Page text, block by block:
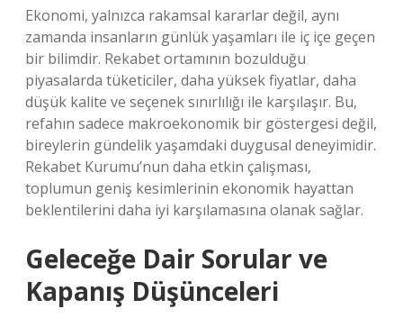
Ekonomi, yalnızca rakamsal kararlar değil, aynı
zamanda insanların günlük yaşamları ile iç içe geçen
bir bilimdir. Rekabet ortamının bozulduğu
piyasalarda tüketiciler, daha yüksek fiyatlar, daha
düşük kalite ve seçenek sınırlılığı ile karşılaşır. Bu,
refahın sadece makroekonomik bir göstergesi değil,
bireylerin gündelik yaşamdaki duygusal deneyimidir.
Rekabet Kurumu’nun daha etkin çalışması,
toplumun geniş kesimlerinin ekonomik hayattan
beklentilerini daha iyi karşılamasına olanak sağlar.
Geleceğe Dair Sorular ve
Kapanış Düşünceleri